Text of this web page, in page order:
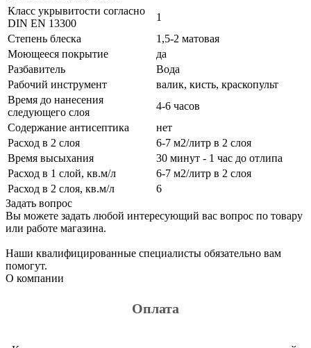
Класс укрывитости согласно
DIN EN 13300
1
Степень блеска
1,5-2 матовая
Моющееся покрытие
да
Разбавитель
Вода
Рабочий инструмент
валик, кисть, краскопульт
Время до нанесения
следующего слоя
4-6 часов
Содержание антисептика
нет
Расход в 2 слоя
6-7 м2/литр в 2 слоя
Время высыхания
30 минут - 1 час до отлипа
Расход в 1 слой, кв.м/л
6-7 м2/литр в 2 слоя
Расход в 2 слоя, кв.м/л
6
Задать вопрос
Вы можете задать любой интересующий вас вопрос по товару
или работе магазина.
Наши квалифицированные специалисты обязательно вам
помогут.
О компании
Оплата